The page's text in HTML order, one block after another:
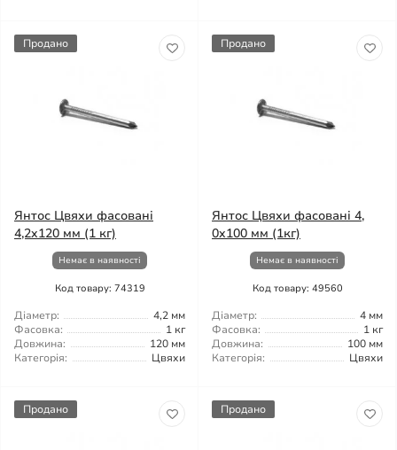
Продано
Янтос Цвяхи фасовані
4,2x120 мм (1 кг)
Немає в наявності
Код товару: 74319
Діаметр:
4,2 мм
Фасовка:
1 кг
Довжина:
120 мм
Категорія:
Цвяхи
Продано
Янтос Цвяхи фасовані 4,
0x100 мм (1кг)
Немає в наявності
Код товару: 49560
Діаметр:
4 мм
Фасовка:
1 кг
Довжина:
100 мм
Категорія:
Цвяхи
Продано Продано